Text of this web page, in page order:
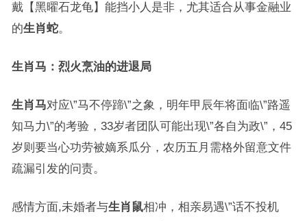
戴【黑曜石龙龟】能挡小人是非，尤其适合从事金融业
的生肖蛇。
生肖马：烈火烹油的进退局
生肖马对应\”马不停蹄\”之象，明年甲辰年将面临\”路遥
知马力\”的考验，33岁者团队可能出现\”各自为政\”，45
岁则要当心功劳被嫡系瓜分，农历五月需格外留意文件
疏漏引发的问责。
感情方面,未婚者与生肖鼠相冲，相亲易遇\”话不投机